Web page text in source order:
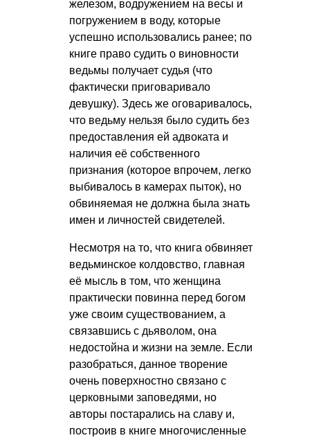
железом, водружением на весы и
погружением в воду, которые
успешно использовались ранее; по
книге право судить о виновности
ведьмы получает судья (что
фактически приговаривало
девушку). Здесь же оговаривалось,
что ведьму нельзя было судить без
предоставления ей адвоката и
наличия её собственного
признания (которое впрочем, легко
выбивалось в камерах пыток), но
обвиняемая не должна была знать
имен и личностей свидетелей.
Несмотря на то, что книга обвиняет
ведьминское колдовство, главная
её мысль в том, что женщина
практически повинна перед богом
уже своим существованием, а
связавшись с дьяволом, она
недостойна и жизни на земле. Если
разобраться, данное творение
очень поверхностно связано с
церковными заповедями, но
авторы постарались на славу и,
построив в книге многочисленные